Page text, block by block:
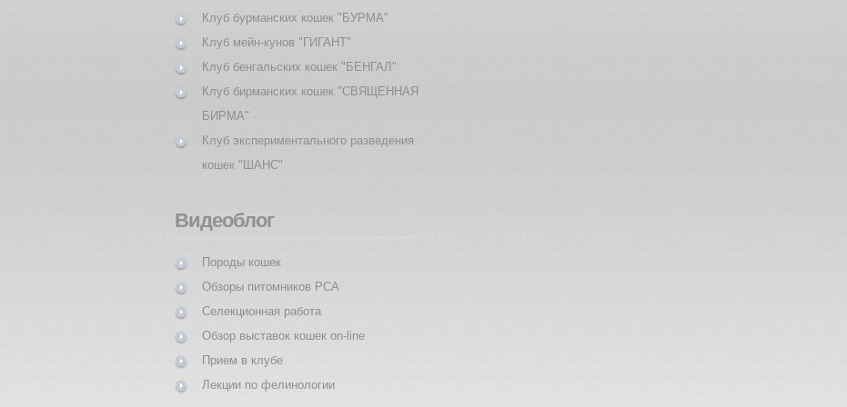
Клуб бурманских кошек "БУРМА"
Клуб мейн-кунов "ГИГАНТ"
Клуб бенгальских кошек "БЕНГАЛ"
Клуб бирманских кошек "СВЯЩЕННАЯ
БИРМА"
Клуб экспериментального разведения
кошек "ШАНС"
Видеоблог
Породы кошек
Обзоры питомников PCA
Селекционная работа
Обзор выставок кошек on-line
Прием в клубе
Лекции по фелинологии